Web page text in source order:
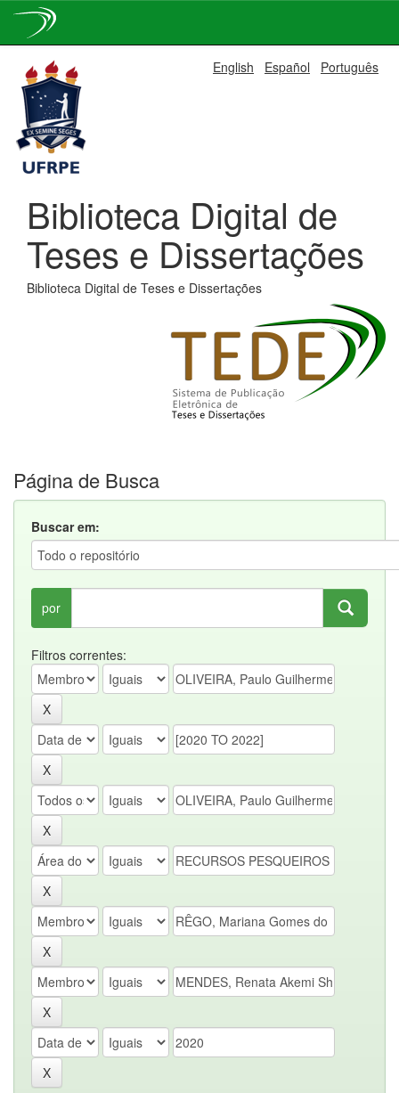
navigation
English Español Português
Biblioteca Digital de
Teses e Dissertações
Biblioteca Digital de Teses e Dissertações
Página de Busca
Buscar em:
por
Filtros correntes: